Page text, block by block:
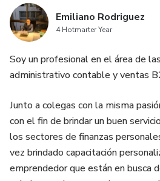
Emiliano Rodriguez
4 Hotmarter Year
Soy un profesional en el área de
administrativo contable y ventas
Junto a colegas con la misma
con el fin de brindar un buen
los sectores de finanzas
vez brindado capacitación
emprendedor que están en busca